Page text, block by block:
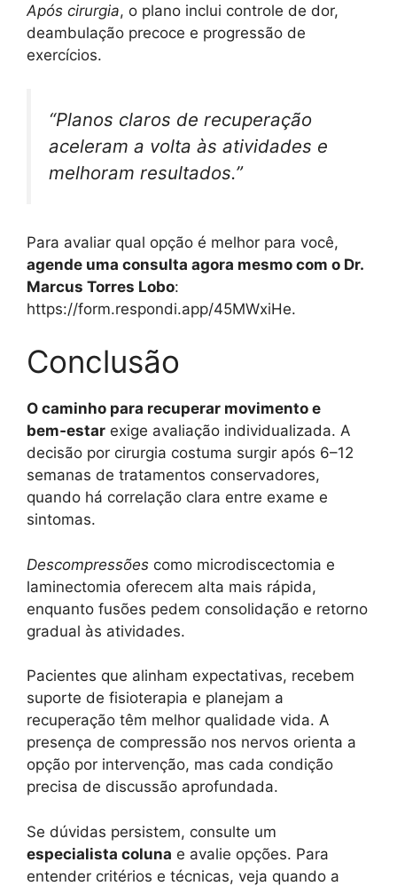
Após cirurgia, o plano inclui controle de dor,
deambulação precoce e progressão de
exercícios.
“Planos claros de recuperação
aceleram a volta às atividades e
melhoram resultados.”
Para avaliar qual opção é melhor para você,
agende uma consulta agora mesmo com o Dr.
Marcus Torres Lobo:
https://form.respondi.app/45MWxiHe.
Conclusão
O caminho para recuperar movimento e
bem‑estar exige avaliação individualizada. A
decisão por cirurgia costuma surgir após 6–12
semanas de tratamentos conservadores,
quando há correlação clara entre exame e
sintomas.
Descompressões como microdiscectomia e
laminectomia oferecem alta mais rápida,
enquanto fusões pedem consolidação e retorno
gradual às atividades.
Pacientes que alinham expectativas, recebem
suporte de fisioterapia e planejam a
recuperação têm melhor qualidade vida. A
presença de compressão nos nervos orienta a
opção por intervenção, mas cada condição
precisa de discussão aprofundada.
Se dúvidas persistem, consulte um
especialista coluna e avalie opções. Para
entender critérios e técnicas, veja quando a